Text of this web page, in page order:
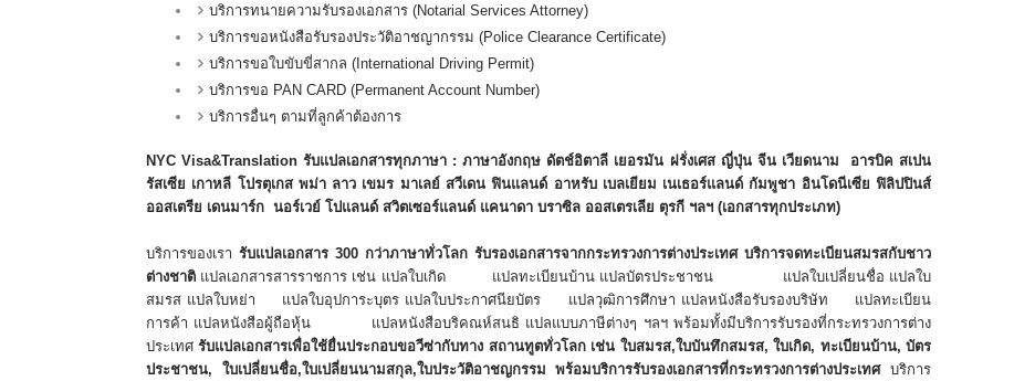
บริการทนายความรับรองเอกสาร (Notarial Services Attorney)
บริการขอหนังสือรับรองประวัติอาชญากรรม (Police Clearance Certificate)
บริการขอใบขับขี่สากล (International Driving Permit)
บริการขอ PAN CARD (Permanent Account Number)
บริการอื่นๆ ตามที่ลูกค้าต้องการ
NYC Visa&Translation รับแปลเอกสารทุกภาษา : ภาษาอังกฤษ ดัตช์อิตาลี เยอรมัน ฝรั่งเศส ญี่ปุ่น จีน เวียดนาม อารบิค สเปน
รัสเซีย เกาหลี โปรตุเกส พม่า ลาว เขมร มาเลย์ สวีเดน ฟินแลนด์ อาหรับ เบลเยียม เนเธอร์แลนด์ กัมพูชา อินโดนีเซีย ฟิลิปปินส์
ออสเตรีย เดนมาร์ก นอร์เวย์ โปแลนด์ สวิตเซอร์แลนด์ แคนาดา บราซิล ออสเตรเลีย ตุรกี ฯลฯ (เอกสารทุกประเภท)
บริการของเรา รับแปลเอกสาร 300 กว่าภาษาทั่วโลก รับรองเอกสารจากกระทรวงการต่างประเทศ บริการจดทะเบียนสมรสกับชาว
ต่างชาติ แปลเอกสารสารราชการ เช่น แปลใบเกิด แปลทะเบียนบ้าน แปลบัตรประชาชน แปลใบเปลี่ยนชื่อ แปลใบ
สมรส แปลใบหย่า แปลใบอุปการะบุตร แปลใบประกาศนียบัตร แปลวุฒิการศึกษา แปลหนังสือรับรองบริษัท แปลทะเบียน
การค้า แปลหนังสือผู้ถือหุ้น แปลหนังสือบริคณห์สนธิ แปลแบบภาษีต่างๆ ฯลฯ พร้อมทั้งมีบริการรับรองที่กระทรวงการต่าง
ประเทศรับแปลเอกสารเพื่อใช้ยื่นประกอบขอวีซ่ากับทาง สถานทูตทั่วโลก เช่น ใบสมรส,ใบบันทึกสมรส, ใบเกิด, ทะเบียนบ้าน, บัตร
ประชาชน, ใบเปลี่ยนชื่อ,ใบเปลี่ยนนามสกุล,ใบประวัติอาชญกรรมพร้อมบริการรับรองเอกสารที่กระทรวงการต่างประเทศบริการ